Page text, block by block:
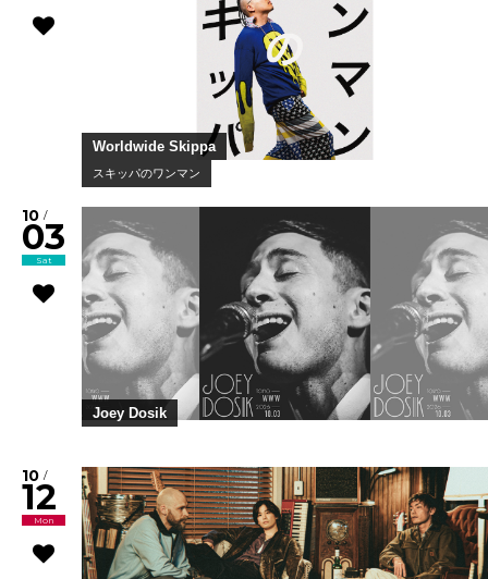
Worldwide Skippa
スキッパのワンマン
10 /
03
Sat
Joey Dosik
10 /
12
Mon